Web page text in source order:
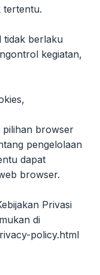
tertentu.
tidak berlaku
kegiatan,
pilihan browser
pengelolaan
dapat
browser.
Privasi
di
policy.html